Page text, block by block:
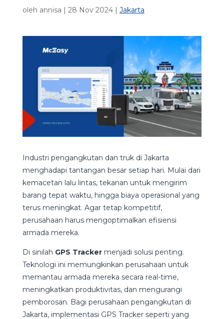
oleh annisa | 28 Nov 2024| Jakarta
Industri pengangkutan dan truk di Jakarta
menghadapi tantangan besar setiap hari. Mulai dari
kemacetan lalu lintas, tekanan untuk mengirim
barang tepat waktu, hingga biaya operasional yang
terus meningkat. Agar tetap kompetitif,
perusahaan harus mengoptimalkan efisiensi
armada mereka.
Di sinilah GPS Trackermenjadi solusi penting.
Teknologi ini memungkinkan perusahaan untuk
memantau armada mereka secara real-time,
meningkatkan produktivitas, dan mengurangi
pemborosan. Bagi perusahaan pengangkutan di
Jakarta, implementasi GPS Tracker seperti yang